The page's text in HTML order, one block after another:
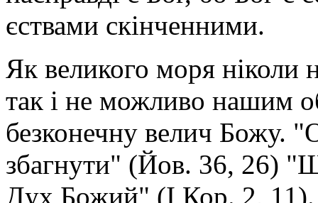
єствами скінченними.
Як великого моря ніколи
так і не можливо нашим
безконечну велич Божу.
збагнути" (Йов. 36, 26)
Дух Божий" (І Кор. 2,